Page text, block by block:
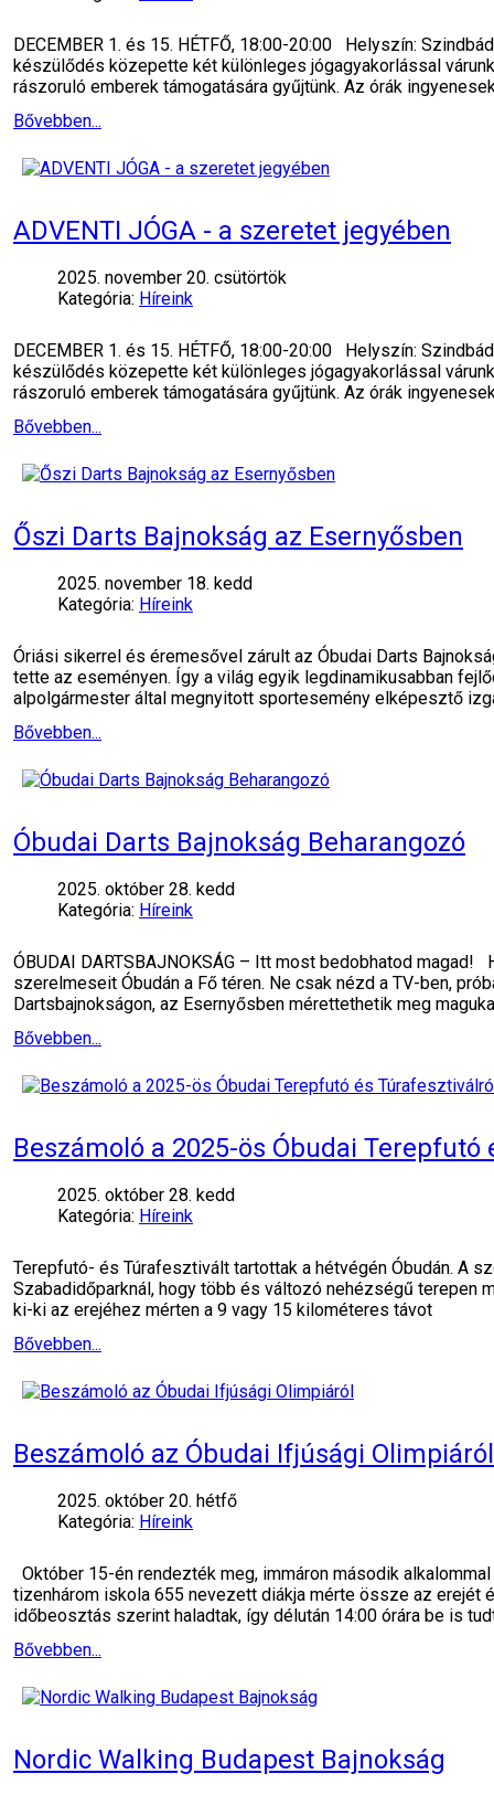
DECEMBER 1. és 15. HÉTFŐ, 18:00-20:00 Helyszín:
készülődés közepette két különleges jógagyakorlással
rászoruló emberek támogatására gyűjtünk. Az órák
Bővebben...
ADVENTI JÓGA - a szeretet jegyében
2025. november 20. csütörtök
Kategória: Híreink
DECEMBER 1. és 15. HÉTFŐ, 18:00-20:00 Helyszín:
készülődés közepette két különleges jógagyakorlással
rászoruló emberek támogatására gyűjtünk. Az órák
Bővebben...
Őszi Darts Bajnokság az Esernyősben
2025. november 18. kedd
Kategória: Híreink
Óriási sikerrel és éremesővel zárult az Óbudai Darts
tette az eseményen. Így a világ egyik legdinamikusabban
alpolgármester által megnyitott sportesemény elképesztő
Bővebben...
Óbudai Darts Bajnokság Beharangozó
2025. október 28. kedd
Kategória: Híreink
ÓBUDAI DARTSBAJNOKSÁG – Itt most bedobhatod
szerelmeseit Óbudán a Fő téren. Ne csak nézd a TV-ben,
Dartsbajnokságon, az Esernyősben mérettethetik meg
Bővebben...
Beszámoló a 2025-ös Óbudai
2025. október 28. kedd
Kategória: Híreink
Terepfutó- és Túrafesztivált tartottak a hétvégén Óbudán. A
Szabadidőparknál, hogy több és változó nehézségű
ki-ki az erejéhez mérten a 9 vagy 15 kilométeres távot
Bővebben...
Beszámoló az Óbudai Ifjúsági Olimpiáról
2025. október 20. hétfő
Kategória: Híreink
Október 15-én rendezték meg, immáron második
tizenhárom iskola 655 nevezett diákja mérte össze az erejét
időbeosztás szerint haladtak, így délután 14:00 órára be is
Bővebben...
Nordic Walking Budapest Bajnokság